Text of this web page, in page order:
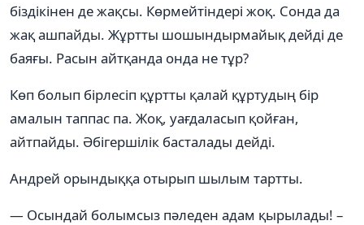
біздікінен де жақсы. Көрмейтіндері жоқ. Сонда да
жақ ашпайды. Жұртты шошындырмайық дейді де
баяғы. Расын айтқанда онда не тұр?
Көп болып бірлесіп құртты қалай құртудың бір
амалын таппас па. Жоқ, уағдаласып қойған,
айтпайды. Әбігершілік басталады дейді.
Андрей орындыққа отырып шылым тартты.
— Осындай болымсыз пәледен адам қырылады! –